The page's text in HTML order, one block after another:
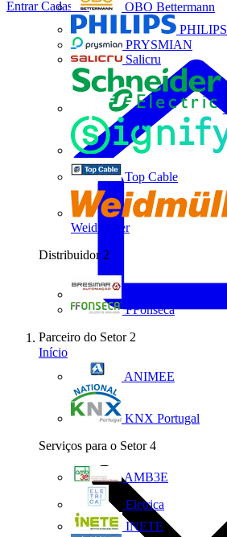
OBO Bettermann
PHILIPS
PRYSMIAN
Salicru
Top Cable
Weidmüller
Distribuidor 2
FFonseca
Parceiro do Setor 2
ANIMEE
KNX Portugal
Serviços para o Setor 4
AMB3E
Eletrica
INETE
EntrarCadastrar
Início